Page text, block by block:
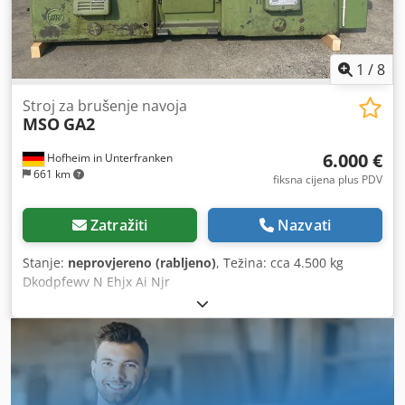
prekidači, itd. Ne postoji uređaj za rashladno sredstvo, ali
veza sa središnjim rashladnim sredstvom opskrba s
kontrolom ventila I s odvojenim hladnjakom rashladne
tekućine i zasebnim stojećim odsisom prašine jedinica. 1 /8
Hofheim in Unterfranken
661 km
Stroj za brušenje navoja
MSO GA2
6.000 €
fiksna cijena plus PDV
Zatražiti Nazvati
Stanje: neprovjereno (rabljeno), Težina: cca 4.500 kg
Dkodpfewv N Ehjx Ai Njr